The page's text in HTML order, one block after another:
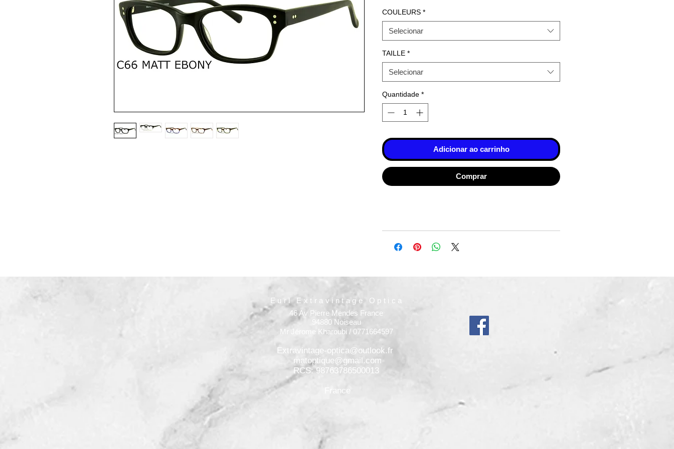
COULEURS *
Selecionar
TAILLE *
Selecionar
Quantidade *
Adicionar ao carrinho
Comprar
Eurl Extravintage Optica
46 Av Pierre Mendes France
94880 Noiseau
Mr Jérome Kharoubi / 0771664597
Extravintage-optica@outlook.fr
matoptique@gmail.com
RCS: 98763786500013
France